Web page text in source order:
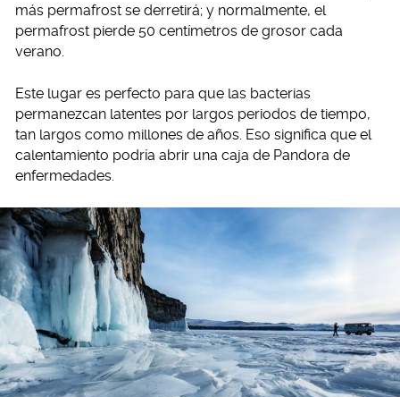
más permafrost se derretirá; y normalmente, el
permafrost pierde 50 centímetros de grosor cada
verano.
Este lugar es perfecto para que las bacterias
permanezcan latentes por largos periodos de tiempo,
tan largos como millones de años. Eso significa que el
calentamiento podría abrir una caja de Pandora de
enfermedades.